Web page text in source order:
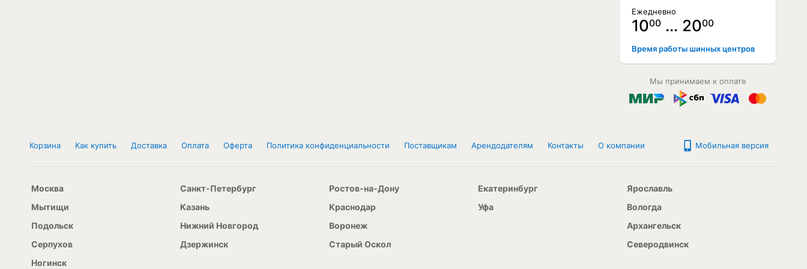
Ежедневно
1000 … 2000
Время работы шинных центров
Мы принимаем к оплате
Корзина Как купить Доставка Оплата Оферта Политика конфиденциальности Поставщикам Арендодателям Контакты О компании Мобильная версия
Москва
Мытищи
Подольск
Серпухов
Ногинск
Санкт-Петербург
Казань
Нижний Новгород
Дзержинск
Ростов-на-Дону
Краснодар
Воронеж
Старый Оскол
Екатеринбург
Уфа
Ярославль
Вологда
Архангельск
Северодвинск